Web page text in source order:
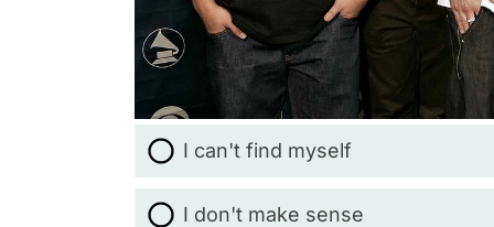
I can't find myself
I don't make sense